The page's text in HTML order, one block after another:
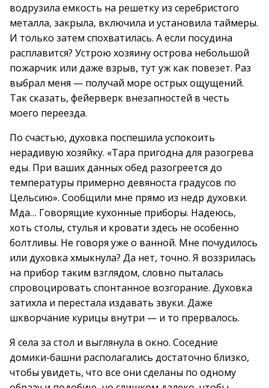
водрузила емкость на решетку из серебристого
металла, закрыла, включила и установила таймеры.
И только затем спохватилась. А если посудина
расплавится? Устрою хозяину острова небольшой
пожарчик или даже взрыв, тут уж как повезет. Раз
выбрал меня — получай море острых ощущений.
Так сказать, фейерверк внезапностей в честь
моего переезда.
По счастью, духовка поспешила успокоить
нерадивую хозяйку. «Тара пригодна для разогрева
еды. При ваших данных обед разогреется до
температуры примерно девяноста градусов по
Цельсию». Сообщили мне прямо из недр духовки.
Мда… Говорящие кухонные приборы. Надеюсь,
хоть столы, стулья и кровати здесь не особенно
болтливы. Не говоря уже о ванной. Мне почудилось
или духовка хмыкнула? Да нет, точно. Я воззрилась
на прибор таким взглядом, словно пыталась
спровоцировать спонтанное возгорание. Духовка
затихла и перестала издавать звуки. Даже
шкворчание курицы внутри — и то прервалось.
Я села за стол и выглянула в окно. Соседние
домики-башни располагались достаточно близко,
чтобы увидеть, что все они сделаны по одному